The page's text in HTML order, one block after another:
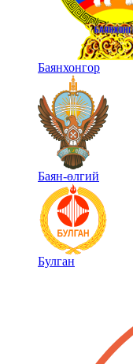
Баянхонгор
Баян-өлгий
Булган